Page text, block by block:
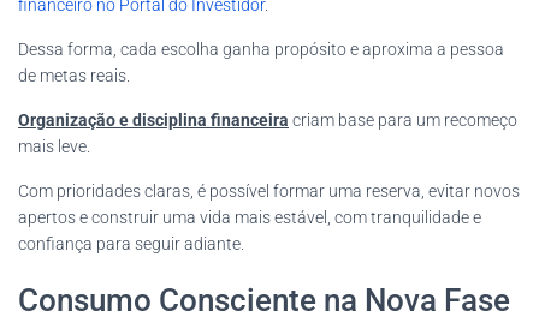
financeiro no Portal do Investidor.
Dessa forma, cada escolha ganha propósito e aproxima a pessoa
de metas reais.
Organização e disciplina financeira criam base para um recomeço
mais leve.
Com prioridades claras, é possível formar uma reserva, evitar novos
apertos e construir uma vida mais estável, com tranquilidade e
confiança para seguir adiante.
Consumo Consciente na Nova Fase